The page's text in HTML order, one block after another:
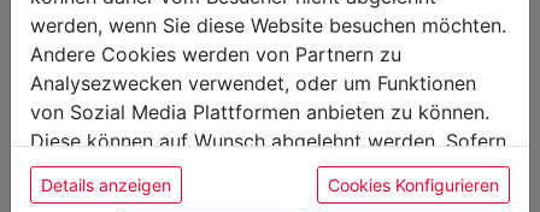
74,99 €
versandbereit, Lieferzeit 1-3
Werktage
versandbereit, Lieferzeit 1-3
Werktage
werden, wenn Sie diese Website besuchen möchten.
Andere Cookies werden von Partnern zu
Analysezwecken verwendet, oder um Funktionen
von Sozial Media Plattformen anbieten zu können.
Diese können auf Wunsch abgelehnt werden. Sofern
sie unsere Webseite weiter nutzen, geben Sie
Einwilligung zu unseren Cookies.
Details anzeigen Cookies Konfigurieren